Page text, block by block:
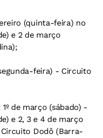
(quinta-feira) no
e 2 de março
feira) - Circuito
de março (sábado) -
e 2, 3 e 4 de março
Dodô (Barra-